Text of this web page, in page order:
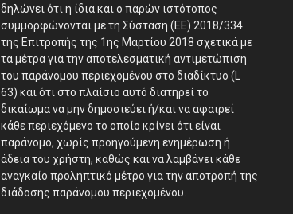
δηλώνει ότι η ίδια και ο παρών ιστότοπος
συμμορφώνονται με τη Σύσταση (ΕΕ) 2018/334
της Επιτροπής της 1ης Μαρτίου 2018 σχετικά με
τα μέτρα για την αποτελεσματική αντιμετώπιση
του παράνομου περιεχομένου στο διαδίκτυο (L
63) και ότι στο πλαίσιο αυτό διατηρεί το
δικαίωμα να μην δημοσιεύει ή/και να αφαιρεί
κάθε περιεχόμενο το οποίο κρίνει ότι είναι
παράνομο, χωρίς προηγούμενη ενημέρωση ή
άδεια του χρήστη, καθώς και να λαμβάνει κάθε
αναγκαίο προληπτικό μέτρο για την αποτροπή της
διάδοσης παράνομου περιεχομένου.